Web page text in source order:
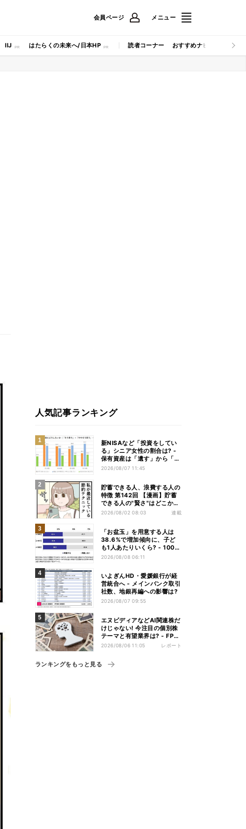
会員ページ メニュー
IIJ はたらくの未来へ/日本HP 読者コーナー おすすめナビ マイナビ
人気記事ランキング
新NISAなど「投資をしてい
る」シニア女性の割合は? -
保有資産は「遺す」から「使
い切る」へ価値観がシフトか
2026/08/07 11:45
貯蓄できる人、浪費する人の
特徴 第142回 【漫画】貯蓄
できる人の"賢さ"はどこか
ら? スーパーでの意外な習慣
2026/08/02 08:03 連載
「お盆玉」を用意する人は
38.6%で増加傾向に、子ど
も1人あたりいくら? - 1000
人調査
2026/08/08 06:11
いよぎんHD・愛媛銀行が経
営統合へ - メインバンク取引
社数、地銀再編への影響は?
2026/08/07 09:55
エヌビディアなどAI関連株だ
けじゃない! 今注目の個別株
テーマと有望業界は? - FP解
説
2026/08/06 11:05 レポート
ランキングをもっと見る